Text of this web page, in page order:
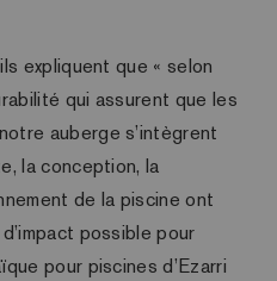
expliquent que « selon
qui assurent que les
auberge s’intègrent
la conception, la
de la piscine ont
possible pour
pour piscines d’Ezarri